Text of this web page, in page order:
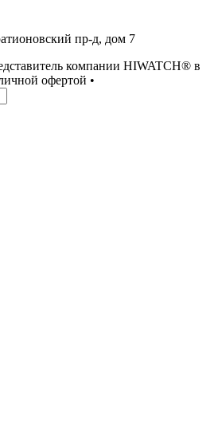
пр-д, дом 7
компании HIWATCH® в
офертой •